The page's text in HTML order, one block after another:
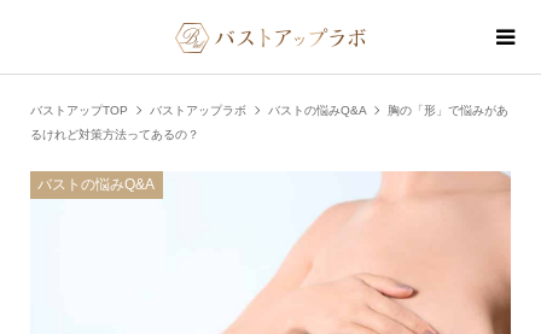
バストアップTOP バストアップラボ バストの悩みQ&A
胸の「形」で悩みがあ
るけれど対策方法ってあるの？
バストの悩みQ&A